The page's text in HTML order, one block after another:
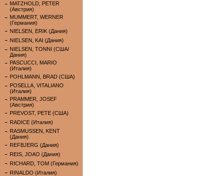
MATZHOLD, PETER
(Австрия)
MUMMERT, WERNER
(Германия)
NIELSEN, ERIK (Дания)
NIELSEN, KAI (Дания)
NIELSEN, TONNI (США/
Дания)
PASCUCCI, MARIO
(Италия)
POHLMANN, BRAD (США)
POSELLA, VITALIANO
(Италия)
PRAMMER, JOSEF
(Австрия)
PREVOST, PETE (США)
RADICE (Италия)
RASMUSSEN, KENT
(Дания)
REFBJERG (Дания)
REIS, JOAO (Дания)
RICHARD, TOM (Германия)
RINALDO (Италия)